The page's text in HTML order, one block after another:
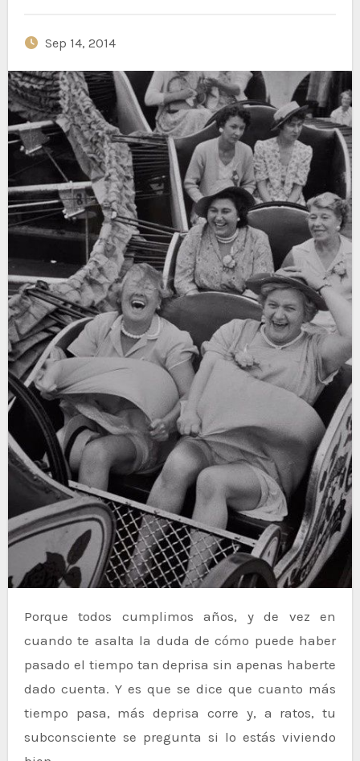
Sep 14, 2014
Porque todos cumplimos años, y de vez en
cuando te asalta la duda de cómo puede haber
pasado el tiempo tan deprisa sin apenas haberte
dado cuenta. Y es que se dice que cuanto más
tiempo pasa, más deprisa corre y, a ratos, tu
subconsciente se pregunta si lo estás viviendo